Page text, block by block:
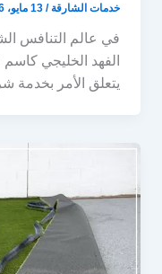
خدمات الشارقة /13 مايو، 2026
في عالم التنافس
الفهد الخليجي
يتعلق الأمر بخدمة